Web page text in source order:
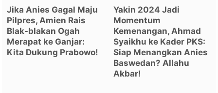
Jika Anies Gagal Maju
Pilpres, Amien Rais
Blak-blakan Ogah
Merapat ke Ganjar:
Kita Dukung Prabowo!
Yakin 2024 Jadi
Momentum
Kemenangan, Ahmad
Syaikhu ke Kader PKS:
Siap Menangkan Anies
Baswedan? Allahu
Akbar!